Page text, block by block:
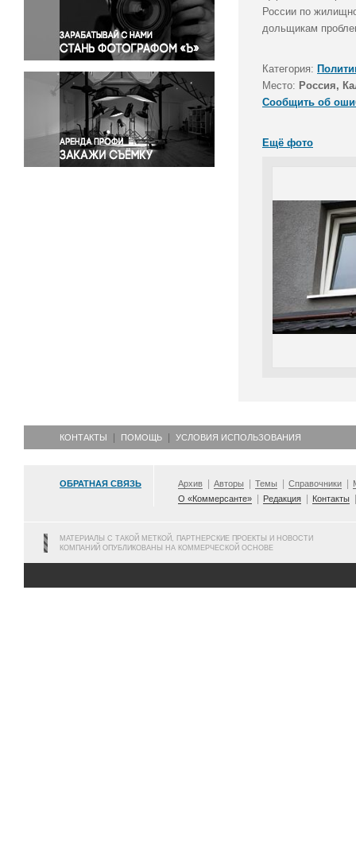
Правосудие
Происшествия и конфликты
Религия
Светская жизнь
Спорт
Экология
Экономика и бизнес
России по
дольщикам
Категория:
Место: Россия,
Сообщить об
Ещё фото
КОНТАКТЫ ПОМОЩЬ УСЛОВИЯ ИСПОЛЬЗОВАНИЯ
ОБРАТНАЯ СВЯЗЬ Архив Авторы Темы Справочники
О «Коммерсанте»
Редакция Контакты
МАТЕРИАЛЫ С ТАКОЙ МЕТКОЙ, ПАРТНЕРСКИЕ ПРОЕКТЫ И НОВОСТИ
КОМПАНИЙ ОПУБЛИКОВАНЫ НА КОММЕРЧЕСКОЙ ОСНОВЕ